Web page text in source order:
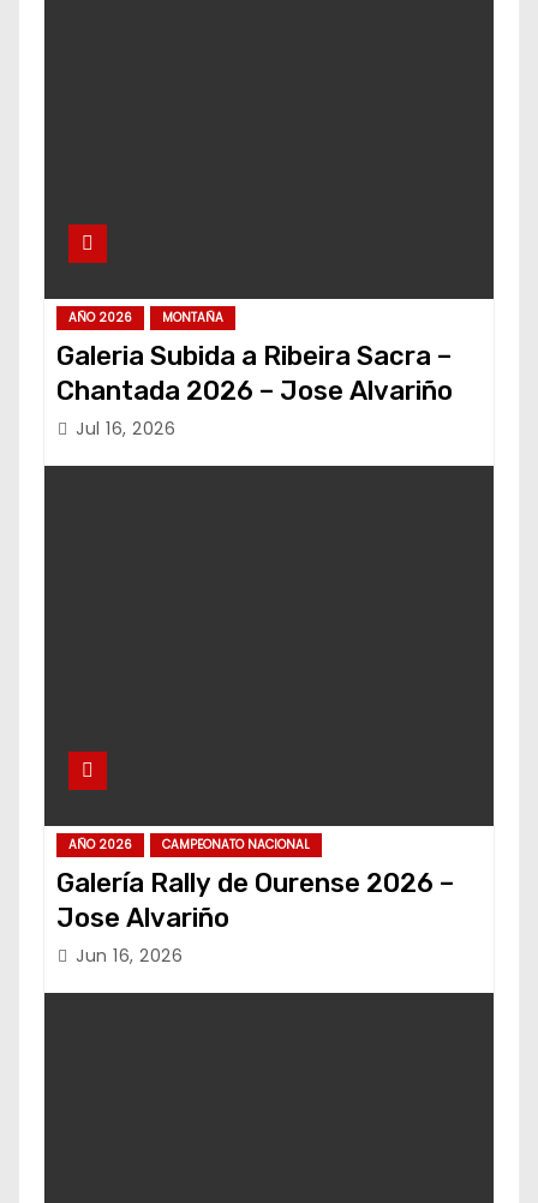
AÑO 2026 MONTAÑA
Galeria Subida a Ribeira Sacra –
Chantada 2026 – Jose Alvariño
Jul 16, 2026
AÑO 2026 CAMPEONATO NACIONAL
Galería Rally de Ourense 2026 –
Jose Alvariño
Jun 16, 2026